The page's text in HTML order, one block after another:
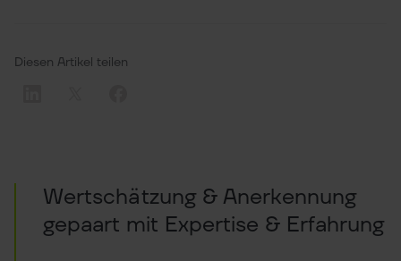
Diesen Artikel teilen
Wertschätzung & Anerkennung
gepaart mit Expertise & Erfahrung